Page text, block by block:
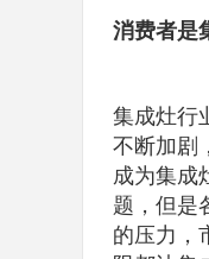
消费者是
集成灶行
不断加剧
成为集成
题，但是
的压力，